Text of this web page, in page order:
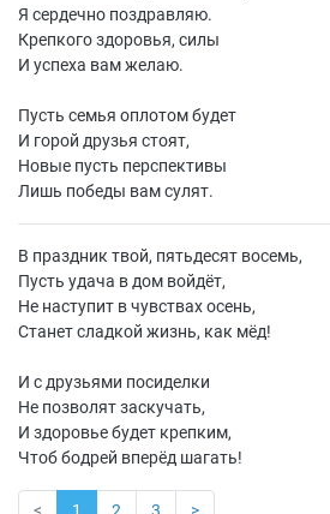
Я сердечно поздравляю.
Крепкого здоровья, силы
И успеха вам желаю.
Пусть семья оплотом будет
И горой друзья стоят,
Новые пусть перспективы
Лишь победы вам сулят.
В праздник твой, пятьдесят восемь,
Пусть удача в дом войдёт,
Не наступит в чувствах осень,
Станет сладкой жизнь, как мёд!
И с друзьями посиделки
Не позволят заскучать,
И здоровье будет крепким,
Чтоб бодрей вперёд шагать!